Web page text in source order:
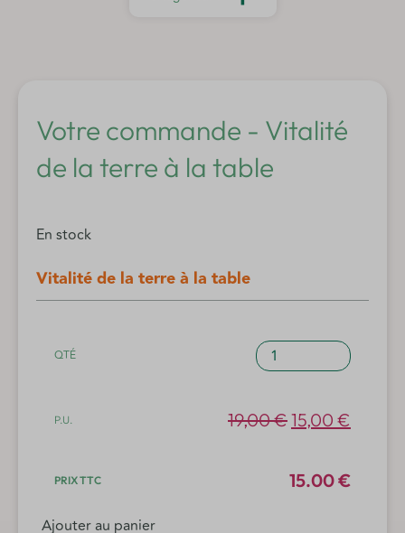
Votre commande - Vitalité
de la terre à la table
En stock
Vitalité de la terre à la table
quantité
de
de
la
19,00€Le
initial
était :
15,00 €
est :
15.00 €
Ajouter au panier